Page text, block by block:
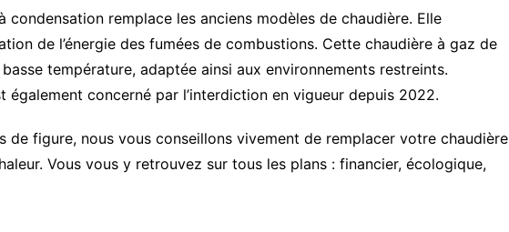
condensation remplace les anciens modèles de chaudière. Elle
de l’énergie des fumées de combustions. Cette chaudière à gaz de
température, adaptée ainsi aux environnements restreints.
également concerné par l’interdiction en vigueur depuis 2022.
de figure, nous vous conseillons vivement de remplacer votre chaudière
Vous vous y retrouvez sur tous les plans : financier, écologique,